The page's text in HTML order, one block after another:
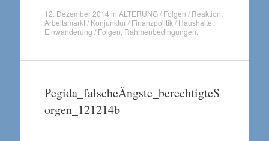
12. Dezember 2014 in ALTERUNG / Folgen / Reaktion
Arbeitsmarkt / Konjunktur / Finanzpolitik / Haushalte
Einwanderung / Folgen Rahmenbedingungen
Pegida_falscheÄngste_berechtigteS
orgen_121214b